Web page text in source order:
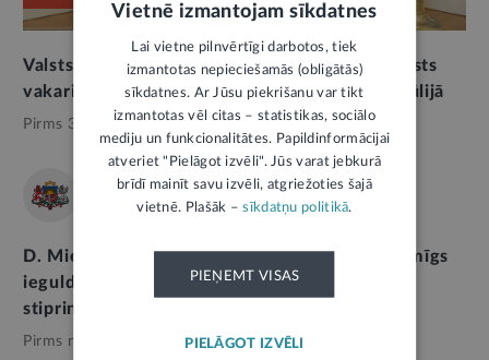
Valsts prezidenta Edgara Rinkēviča uzruna valsts
vakariņās Lietuvas Republikā 2026. gada 15. jūlijā
Pirms 3 nedēļām, Valsts pārvalde
SAEIMA
D. Mieriņa: Kanādas militārā klātbūtne ir nozīmīgs
ieguldījums Latvijas un visa reģiona drošības
stiprināšanā
Pirms nedēļas, Valsts pārvalde
Vietnē izmantojam sīkdatnes
Lai vietne pilnvērtīgi darbotos, tiek
izmantotas nepieciešamās (obligātās)
sīkdatnes. Ar Jūsu piekrišanu var tikt
izmantotas vēl citas – statistikas, sociālo
mediju un funkcionalitātes. Papildinformācijai
atveriet "Pielāgot izvēli". Jūs varat jebkurā
brīdī mainīt savu izvēli, atgriežoties šajā
vietnē. Plašāk –sīkdatņu politikā.
PIEŅEMT VISAS
PIELĀGOT IZVĒLI